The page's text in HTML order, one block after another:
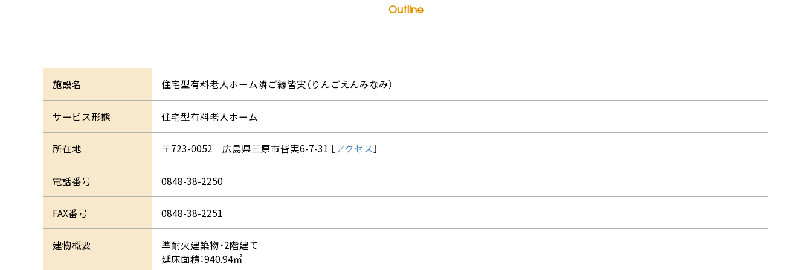
Outline
施設名 住宅型有料老人ホーム隣ご縁皆実（りんごえんみなみ）
サービス形態 住宅型有料老人ホーム
所在地 〒723-0052 広島県三原市皆実6-7-31 ［アクセス］
電話番号 0848-38-2250
FAX番号 0848-38-2251
建物概要
準耐火建築物・2階建て
延床面積：940.94㎡